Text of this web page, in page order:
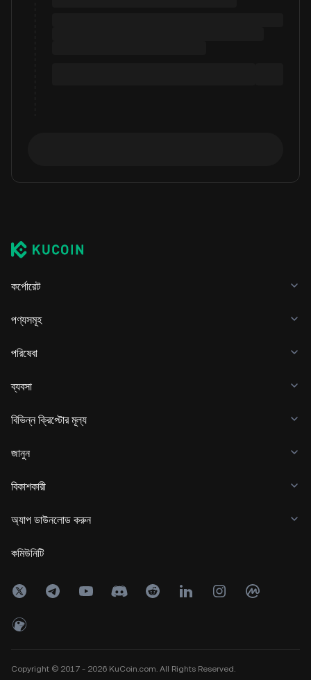
কর্পোরেট
পণ্যসমূহ
পরিষেবা
ব্যবসা
বিভিন্ন ক্রিপ্টোর মূল্য
জানুন
বিকাশকারী
অ্যাপ ডাউনলোড করুন
কমিউনিটি
Copyright © 2017 - 2026 KuCoin.com. All Rights Reserved.